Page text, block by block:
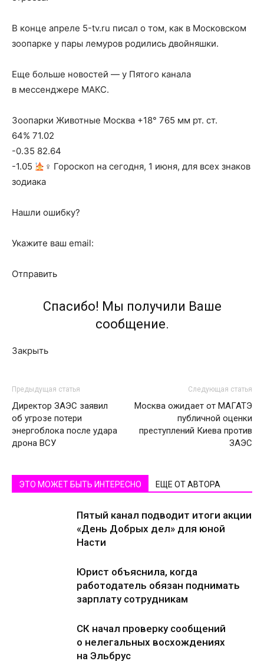
В конце апреле 5-tv.ru писал о том, как в Московском
зоопарке у пары лемуров родились двойняшки.
Еще больше новостей — у Пятого канала
в мессенджере МАКС.
Зоопарки Животные Москва +18° 765 мм рт. ст.
64% 71.02
-0.35 82.64
-1.05
‍♀ Гороскоп на сегодня, 1 июня, для всех знаков
зодиака
Нашли ошибку?
Укажите ваш email:
Отправить
Спасибо! Мы получили Ваше
сообщение.
Закрыть
Предыдущая статья
Директор ЗАЭС заявил
об угрозе потери
энергоблока после удара
дрона ВСУ
Следующая статья
Москва ожидает от МАГАТЭ
публичной оценки
преступлений Киева против
ЗАЭС
ЭТО МОЖЕТ БЫТЬ ИНТЕРЕСНО ЕЩЕ ОТ АВТОРА
Пятый канал подводит итоги акции
«День Добрых дел» для юной
Насти
Юрист объяснила, когда
работодатель обязан поднимать
зарплату сотрудникам
СК начал проверку сообщений
о нелегальных восхождениях
на Эльбрус